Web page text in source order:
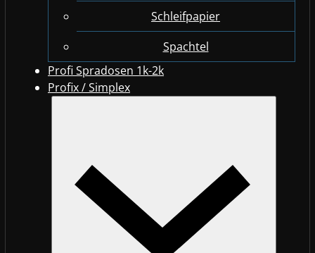
Schleifpapier
Spachtel
Profi Spradosen 1k-2k
Profix / Simplex